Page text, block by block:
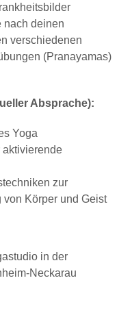
nach deinen
verschiedenen
(Pranayamas)
Absprache):
Yoga
zur
Körper und Geist
in der
Neckarau